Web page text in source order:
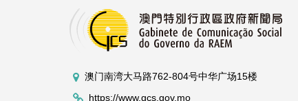
澳门南湾大马路762-804号中华广场15楼
https://www.gcs.gov.mo